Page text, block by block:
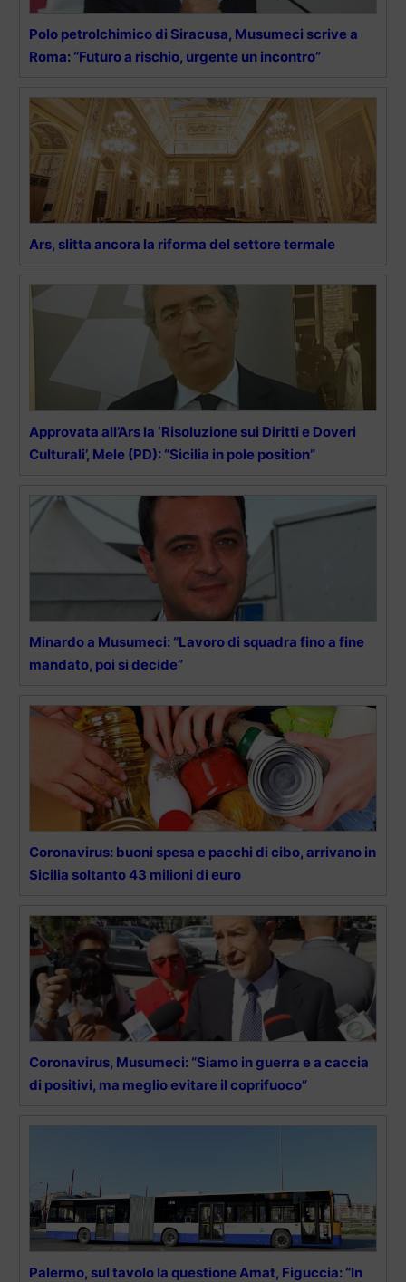
Polo petrolchimico di Siracusa, Musumeci scrive a
Roma: “Futuro a rischio, urgente un incontro”
Ars, slitta ancora la riforma del settore termale
Approvata all’Ars la ‘Risoluzione sui Diritti e Doveri
Culturali’, Mele (PD): “Sicilia in pole position”
Minardo a Musumeci: “Lavoro di squadra fino a fine
mandato, poi si decide”
Coronavirus: buoni spesa e pacchi di cibo, arrivano in
Sicilia soltanto 43 milioni di euro
Coronavirus, Musumeci: “Siamo in guerra e a caccia
di positivi, ma meglio evitare il coprifuoco”
Palermo, sul tavolo la questione Amat, Figuccia: “In